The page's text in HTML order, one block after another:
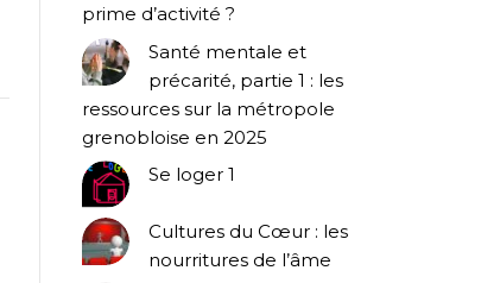
prime d’activité ?
Santé mentale et
précarité, partie 1 : les
ressources sur la métropole
grenobloise en 2025
Se loger 1
Cultures du Cœur : les
nourritures de l’âme